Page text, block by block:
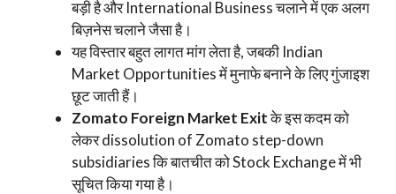
बड़ी है और International Business चलाने में एक अलग
बिज़नेस चलाने जैसा है।
यह विस्तार बहुत लागत मांग लेता है, जबकी Indian
Market Opportunities में मुनाफे बनाने के लिए गुंजाइश
छूट जाती हैं।
Zomato Foreign Market Exitके इस कदम को
लेकर dissolution of Zomato step-down
subsidiaries कि बातचीत को Stock Exchange में भी
सूचित किया गया है।